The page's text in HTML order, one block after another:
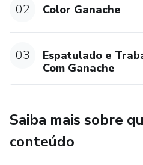
02 Color Ganache
03
Espatulado e
Com Ganache
Saiba mais sobre
conteúdo